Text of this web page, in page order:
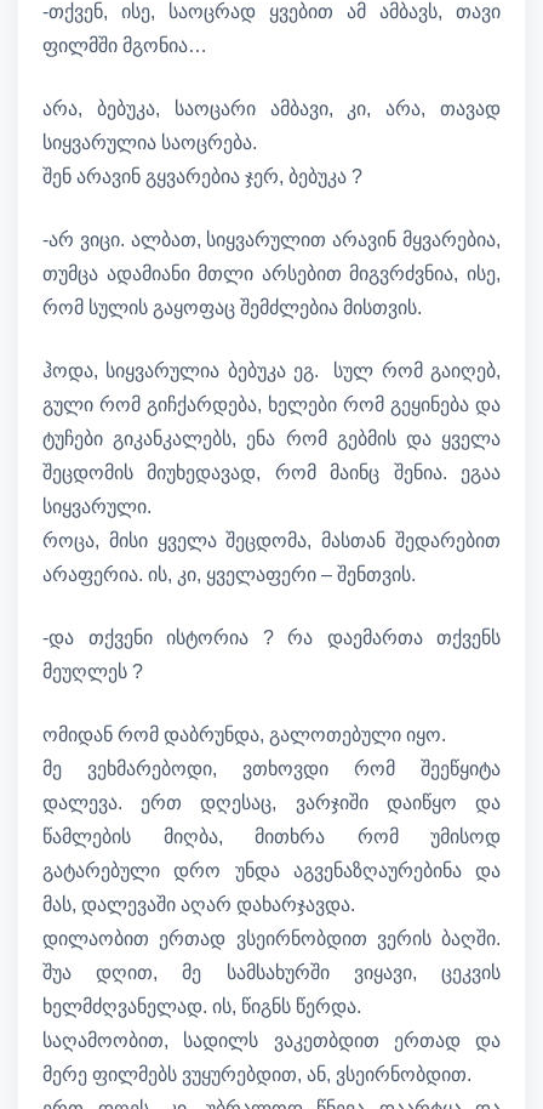
-თქვენ, ისე, საოცრად ყვებით ამ ამბავს, თავი
ფილმში მგონია…
არა, ბებუკა, საოცარი ამბავი, კი, არა, თავად
სიყვარულია საოცრება.
შენ არავინ გყვარებია ჯერ, ბებუკა ?
-არ ვიცი. ალბათ, სიყვარულით არავინ მყვარებია,
თუმცა ადამიანი მთლი არსებით მიგვრძვნია, ისე,
რომ სულის გაყოფაც შემძლებია მისთვის.
ჰოდა, სიყვარულია ბებუკა ეგ. სულ რომ გაიღებ,
გული რომ გიჩქარდება, ხელები რომ გეყინება და
ტუჩები გიკანკალებს, ენა რომ გებმის და ყველა
შეცდომის მიუხედავად, რომ მაინც შენია. ეგაა
სიყვარული.
როცა, მისი ყველა შეცდომა, მასთან შედარებით
არაფერია. ის, კი, ყველაფერი – შენთვის.
-და თქვენი ისტორია ? რა დაემართა თქვენს
მეუღლეს ?
ომიდან რომ დაბრუნდა, გალოთებული იყო.
მე ვეხმარებოდი, ვთხოვდი რომ შეეწყიტა
დალევა. ერთ დღესაც, ვარჯიში დაიწყო და
წამლების მიღბა, მითხრა რომ უმისოდ
გატარებული დრო უნდა აგვენაზღაურებინა და
მას, დალევაში აღარ დახარჯავდა.
დილაობით ერთად ვსეირნობდით ვერის ბაღში.
შუა დღით, მე სამსახურში ვიყავი, ცეკვის
ხელმძღვანელად. ის, წიგნს წერდა.
საღამოობით, სადილს ვაკეთბდით ერთად და
მერე ფილმებს ვუყურებდით, ან, ვსეირნობდით.